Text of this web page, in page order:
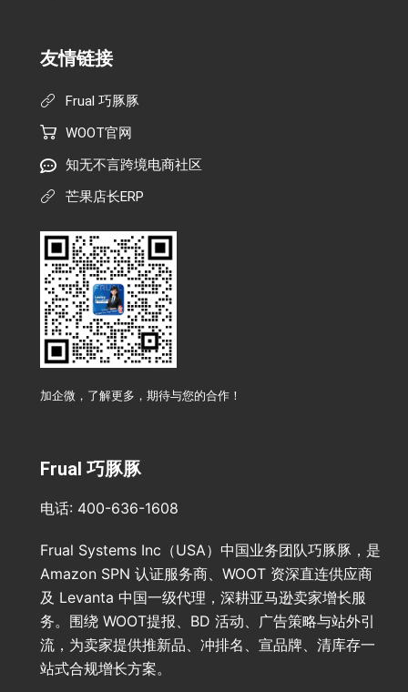
友情链接
Frual 巧豚豚
WOOT官网
知无不言跨境电商社区
芒果店长ERP
加企微，了解更多，期待与您的合作！
Frual 巧豚豚
电话: 400-636-1608
Frual Systems Inc（USA）中国业务团队巧豚豚，是
Amazon SPN 认证服务商、WOOT 资深直连供应商
及 Levanta 中国一级代理，深耕亚马逊卖家增长服
务。围绕 WOOT提报、BD 活动、广告策略与站外引
流，为卖家提供推新品、冲排名、宣品牌、清库存一
站式合规增长方案。